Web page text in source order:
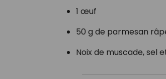
1 œuf
50 g de parmesan
Noix de muscade, sel